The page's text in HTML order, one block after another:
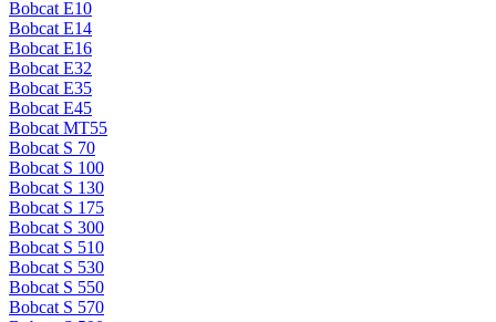
Bobcat E10
Bobcat E14
Bobcat E16
Bobcat E32
Bobcat E35
Bobcat E45
Bobcat MT55
Bobcat S 70
Bobcat S 100
Bobcat S 130
Bobcat S 175
Bobcat S 300
Bobcat S 510
Bobcat S 530
Bobcat S 550
Bobcat S 570